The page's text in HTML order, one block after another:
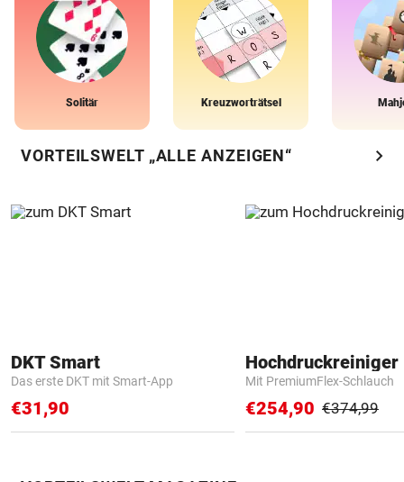
Solitär Kreuzworträtsel
VORTEILSWELT „ALLE ANZEIGEN“ chevron_right
DKT Smart
Das erste DKT mit Smart-App
€31,90
Hochdruckreiniger
Mit PremiumFlex-Schlauch
€254,90 €374,99